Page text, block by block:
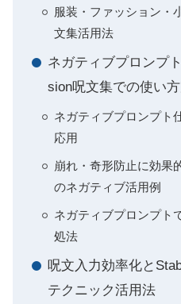
服装・ファッション・
文集活用法
ネガティブプロンプ
sion呪文集での使い
ネガティブプロンプト
応用
崩れ・奇形防止に効果
のネガティブ活用例
ネガティブプロンプト
処法
呪文入力効率化と
テクニック活用法